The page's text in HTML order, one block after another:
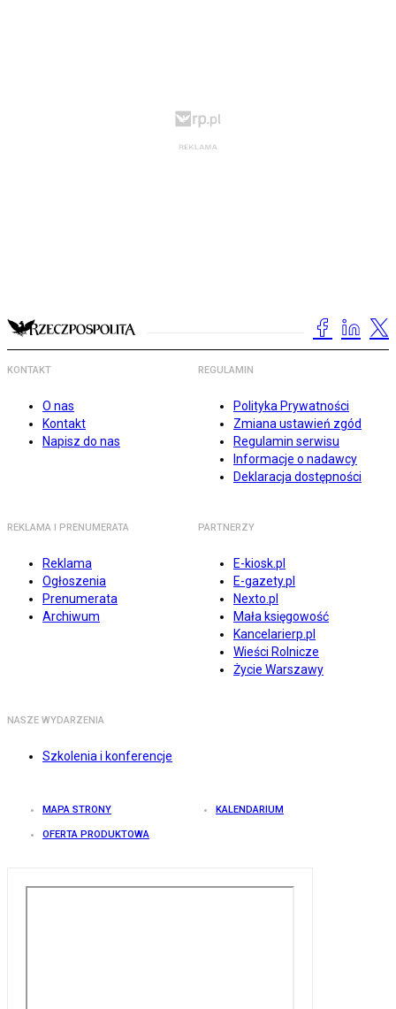
KONTAKT
O nas
Kontakt
Napisz do nas
REGULAMIN
Polityka Prywatności
Zmiana ustawień zgód
Regulamin serwisu
Informacje o nadawcy
Deklaracja dostępności
REKLAMA I PRENUMERATA
Reklama
Ogłoszenia
Prenumerata
Archiwum
PARTNERZY
E-kiosk.pl
E-gazety.pl
Nexto.pl
Mała księgowość
Kancelarierp.pl
Wieści Rolnicze
Życie Warszawy
NASZE WYDARZENIA
Szkolenia i konferencje
MAPA STRONY KALENDARIUM
OFERTA PRODUKTOWA